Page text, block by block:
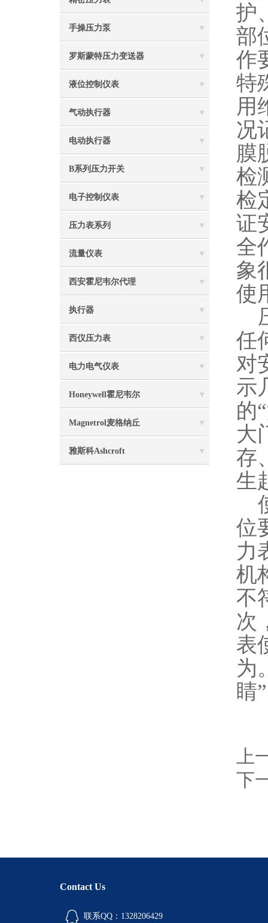
手操压力泵
罗斯蒙特压力变送器
液位控制仪表
气动执行器
电动执行器
B系列压力开关
电子控制仪表
压力表系列
流量仪表
西安霍尼韦尔代理
执行器
西仪压力表
电力电气仪表
Honeywell霍尼韦尔
Magnetrol麦格纳丘
雅斯科Ashcroft
护
部
作
特
用
况
膜
检
检
证
全
象
使
任
对
示
的
大
存
生
位
力
机
不
次
表
为
睛
上
下
Contact Us
联系QQ：1328206429